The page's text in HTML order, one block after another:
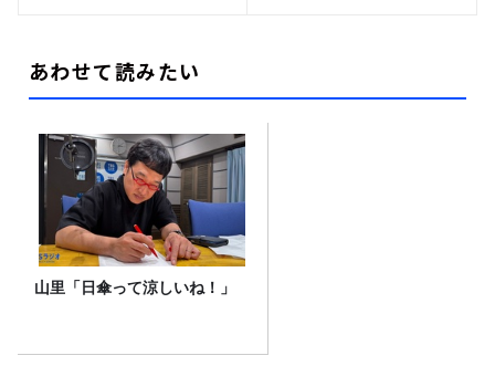
あわせて読みたい
山里「日傘って涼しいね！」